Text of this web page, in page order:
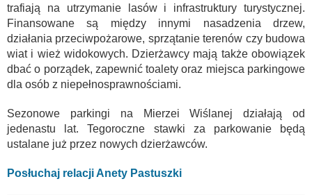
trafiają na utrzymanie lasów i infrastruktury turystycznej.
Finansowane są między innymi nasadzenia drzew,
działania przeciwpożarowe, sprzątanie terenów czy budowa
wiat i wież widokowych. Dzierżawcy mają także obowiązek
dbać o porządek, zapewnić toalety oraz miejsca parkingowe
dla osób z niepełnosprawnościami.
Sezonowe parkingi na Mierzei Wiślanej działają od
jedenastu lat. Tegoroczne stawki za parkowanie będą
ustalane już przez nowych dzierżawców.
Posłuchaj relacji Anety Pastuszki